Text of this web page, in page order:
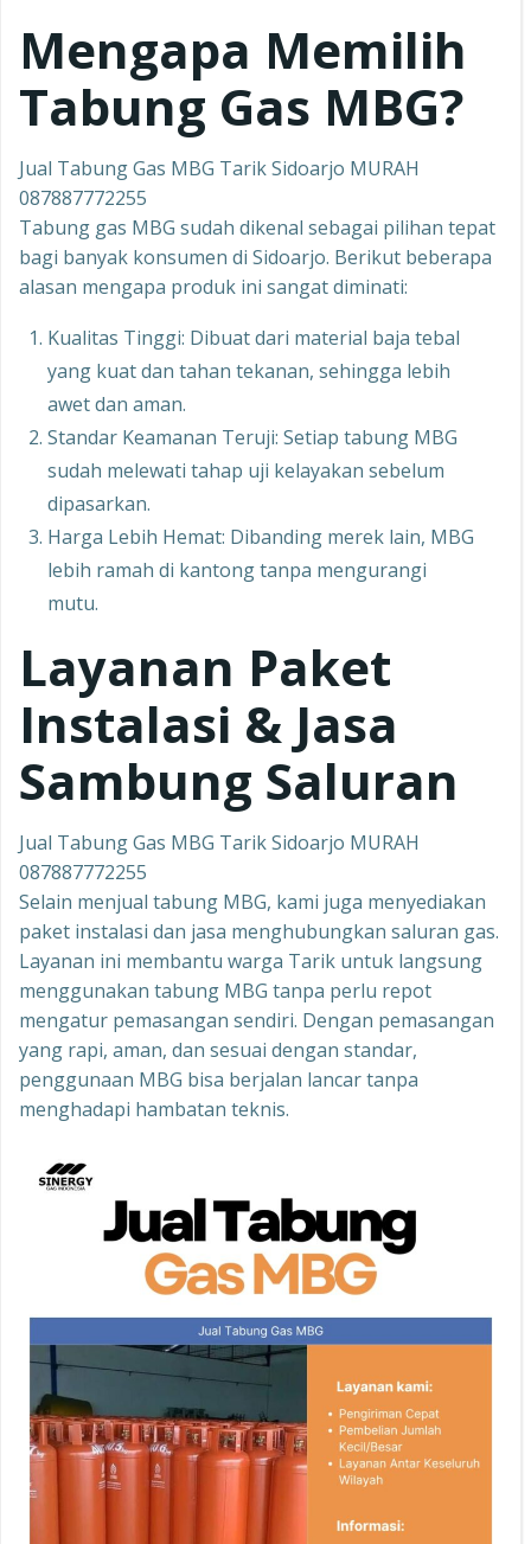
Mengapa Memilih
Tabung Gas MBG?
Jual Tabung Gas MBG Tarik Sidoarjo MURAH
087887772255
Tabung gas MBG sudah dikenal sebagai pilihan tepat
bagi banyak konsumen di Sidoarjo. Berikut beberapa
alasan mengapa produk ini sangat diminati:
Kualitas Tinggi: Dibuat dari material baja tebal
yang kuat dan tahan tekanan, sehingga lebih
awet dan aman.
Standar Keamanan Teruji: Setiap tabung MBG
sudah melewati tahap uji kelayakan sebelum
dipasarkan.
Harga Lebih Hemat: Dibanding merek lain, MBG
lebih ramah di kantong tanpa mengurangi
mutu.
Layanan Paket
Instalasi & Jasa
Sambung Saluran
Jual Tabung Gas MBG Tarik Sidoarjo MURAH
087887772255
Selain menjual tabung MBG, kami juga menyediakan
paket instalasi dan jasa menghubungkan saluran gas.
Layanan ini membantu warga Tarik untuk langsung
menggunakan tabung MBG tanpa perlu repot
mengatur pemasangan sendiri. Dengan pemasangan
yang rapi, aman, dan sesuai dengan standar,
penggunaan MBG bisa berjalan lancar tanpa
menghadapi hambatan teknis.